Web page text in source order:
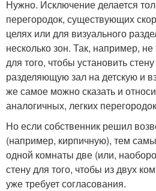
Нужно. Исключение делается
перегородок, существующих
целях или для визуального
несколько зон. Так, например,
для того, чтобы установить
разделяющую зал на детскую и
же самое можно сказать и
аналогичных, легких
Но если собственник решил
(например, кирпичную), тем
одной комнаты две (или,
стену для того, чтобы из двух
уже требует согласования.